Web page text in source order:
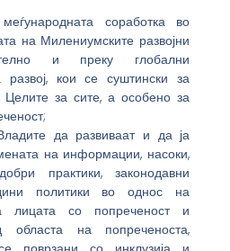
соработка во
на Милениумските развојни
и преку глобални
развој, кои се суштински за
Целите за сите, а особено за
да развиваат и да ја
на информации, насоки,
практики, законодавни
политики во однос на
лицата со попреченост и
на попреченоста,